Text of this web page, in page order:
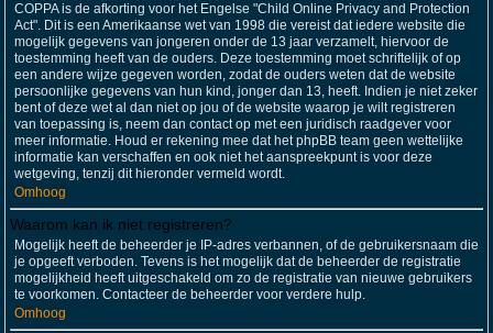
COPPA is de afkorting voor het Engelse "Child Online Privacy and Protection
Act". Dit is een Amerikaanse wet van 1998 die vereist dat iedere website die
mogelijk gegevens van jongeren onder de 13 jaar verzamelt, hiervoor de
toestemming heeft van de ouders. Deze toestemming moet schriftelijk of op
een andere wijze gegeven worden, zodat de ouders weten dat de website
persoonlijke gegevens van hun kind, jonger dan 13, heeft. Indien je niet zeker
bent of deze wet al dan niet op jou of de website waarop je wilt registreren
van toepassing is, neem dan contact op met een juridisch raadgever voor
meer informatie. Houd er rekening mee dat het phpBB team geen wettelijke
informatie kan verschaffen en ook niet het aanspreekpunt is voor deze
wetgeving, tenzij dit hieronder vermeld wordt.
Omhoog
Waarom kan ik niet registreren?
Mogelijk heeft de beheerder je IP-adres verbannen, of de gebruikersnaam die
je opgeeft verboden. Tevens is het mogelijk dat de beheerder de registratie
mogelijkheid heeft uitgeschakeld om zo de registratie van nieuwe gebruikers
te voorkomen. Contacteer de beheerder voor verdere hulp.
Omhoog